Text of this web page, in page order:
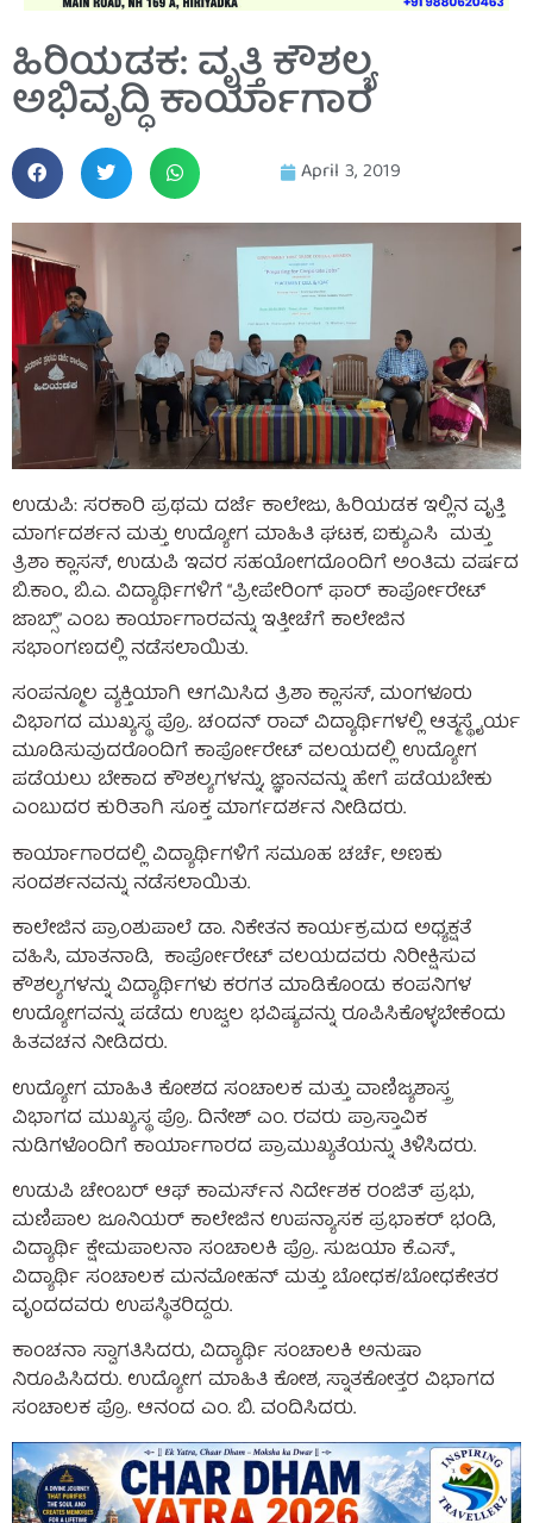
ಹಿರಿಯಡಕ: ವೃತ್ತಿ ಕೌಶಲ್ಯ
ಅಭಿವೃದ್ಧಿ ಕಾರ್ಯಾಗಾರ
April 3, 2019
ಉಡುಪಿ: ಸರಕಾರಿ ಪ್ರಥಮ ದರ್ಜೆ ಕಾಲೇಜು, ಹಿರಿಯಡಕ ಇಲ್ಲಿನ ವೃತ್ತಿ
ಮಾರ್ಗದರ್ಶನ ಮತ್ತು ಉದ್ಯೋಗ ಮಾಹಿತಿ ಘಟಕ, ಐಕ್ಯುಎಸಿ ಮತ್ತು
ತ್ರಿಶಾ ಕ್ಲಾಸಸ್, ಉಡುಪಿ ಇವರ ಸಹಯೋಗದೊಂದಿಗೆ ಅಂತಿಮ ವರ್ಷದ
ಬಿ.ಕಾಂ., ಬಿ.ಎ. ವಿದ್ಯಾರ್ಥಿಗಳಿಗೆ “ಪ್ರೀಪೇರಿಂಗ್ ಫಾರ್ ಕಾರ್ಪೋರೇಟ್
ಜಾಬ್ಸ್” ಎಂಬ ಕಾರ್ಯಾಗಾರವನ್ನು ಇತ್ತೀಚೆಗೆ ಕಾಲೇಜಿನ
ಸಭಾಂಗಣದಲ್ಲಿ ನಡೆಸಲಾಯಿತು.
ಸಂಪನ್ಮೂಲ ವ್ಯಕ್ತಿಯಾಗಿ ಆಗಮಿಸಿದ ತ್ರಿಶಾ ಕ್ಲಾಸಸ್, ಮಂಗಳೂರು
ವಿಭಾಗದ ಮುಖ್ಯಸ್ಥ ಪ್ರೊ. ಚಂದನ್ ರಾವ್ ವಿದ್ಯಾರ್ಥಿಗಳಲ್ಲಿ ಆತ್ಮಸ್ಥೈರ್ಯ
ಮೂಡಿಸುವುದರೊಂದಿಗೆ ಕಾರ್ಪೋರೇಟ್ ವಲಯದಲ್ಲಿ ಉದ್ಯೋಗ
ಪಡೆಯಲು ಬೇಕಾದ ಕೌಶಲ್ಯಗಳನ್ನು, ಜ್ಞಾನವನ್ನು ಹೇಗೆ ಪಡೆಯಬೇಕು
ಎಂಬುದರ ಕುರಿತಾಗಿ ಸೂಕ್ತ ಮಾರ್ಗದರ್ಶನ ನೀಡಿದರು.
ಕಾರ್ಯಾಗಾರದಲ್ಲಿ ವಿದ್ಯಾರ್ಥಿಗಳಿಗೆ ಸಮೂಹ ಚರ್ಚೆ, ಅಣಕು
ಸಂದರ್ಶನವನ್ನು ನಡೆಸಲಾಯಿತು.
ಕಾಲೇಜಿನ ಪ್ರಾಂಶುಪಾಲೆ ಡಾ. ನಿಕೇತನ ಕಾರ್ಯಕ್ರಮದ ಅಧ್ಯಕ್ಷತೆ
ವಹಿಸಿ, ಮಾತನಾಡಿ, ಕಾರ್ಪೋರೇಟ್ ವಲಯದವರು ನಿರೀಕ್ಷಿಸುವ
ಕೌಶಲ್ಯಗಳನ್ನು ವಿದ್ಯಾರ್ಥಿಗಳು ಕರಗತ ಮಾಡಿಕೊಂಡು ಕಂಪನಿಗಳ
ಉದ್ಯೋಗವನ್ನು ಪಡೆದು ಉಜ್ವಲ ಭವಿಷ್ಯವನ್ನು ರೂಪಿಸಿಕೊಳ್ಳಬೇಕೆಂದು
ಹಿತವಚನ ನೀಡಿದರು.
ಉದ್ಯೋಗ ಮಾಹಿತಿ ಕೋಶದ ಸಂಚಾಲಕ ಮತ್ತು ವಾಣಿಜ್ಯಶಾಸ್ತ್ರ
ವಿಭಾಗದ ಮುಖ್ಯಸ್ಥ ಪ್ರೊ. ದಿನೇಶ್ ಎಂ. ರವರು ಪ್ರಾಸ್ತಾವಿಕ
ನುಡಿಗಳೊಂದಿಗೆ ಕಾರ್ಯಾಗಾರದ ಪ್ರಾಮುಖ್ಯತೆಯನ್ನು ತಿಳಿಸಿದರು.
ಉಡುಪಿ ಚೇಂಬರ್ ಆಫ್ ಕಾಮರ್ಸ್‍ನ ನಿರ್ದೇಶಕ ರಂಜಿತ್ ಪ್ರಭು,
ಮಣಿಪಾಲ ಜೂನಿಯರ್ ಕಾಲೇಜಿನ ಉಪನ್ಯಾಸಕ ಪ್ರಭಾಕರ್ ಭಂಡಿ,
ವಿದ್ಯಾರ್ಥಿ ಕ್ಷೇಮಪಾಲನಾ ಸಂಚಾಲಕಿ ಪ್ರೊ. ಸುಜಯಾ ಕೆ.ಎಸ್.,
ವಿದ್ಯಾರ್ಥಿ ಸಂಚಾಲಕ ಮನಮೋಹನ್ ಮತ್ತು ಬೋಧಕ/ಬೋಧಕೇತರ
ವೃಂದದವರು ಉಪಸ್ಥಿತರಿದ್ದರು.
ಕಾಂಚನಾ ಸ್ವಾಗತಿಸಿದರು, ವಿದ್ಯಾರ್ಥಿ ಸಂಚಾಲಕಿ ಅನುಷಾ
ನಿರೂಪಿಸಿದರು. ಉದ್ಯೋಗ ಮಾಹಿತಿ ಕೋಶ, ಸ್ನಾತಕೋತ್ತರ ವಿಭಾಗದ
ಸಂಚಾಲಕ ಪ್ರೊ. ಆನಂದ ಎಂ. ಬಿ. ವಂದಿಸಿದರು.